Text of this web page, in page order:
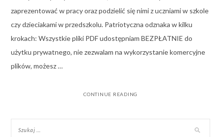
zaprezentować w pracy oraz podzielić się nimi z uczniami w szkole
czy dzieciakami w przedszkolu. Patriotyczna odznaka w kilku
krokach: Wszystkie pliki PDF udostępniam BEZPŁATNIE do
użytku prywatnego, nie zezwalam na wykorzystanie komercyjne
plików, możesz …
CONTINUE READING